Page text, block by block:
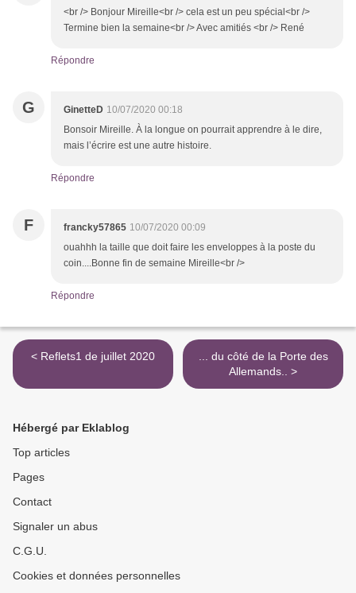
<br /> Bonjour Mireille<br /> cela est un peu spécial<br />
Termine bien la semaine<br /> Avec amitiés <br /> René
Répondre
G GinetteD 10/07/2020 00:18
Bonsoir Mireille. À la longue on pourrait apprendre à le dire,
mais l’écrire est une autre histoire.
Répondre
F francky57865 10/07/2020 00:09
ouahhh la taille que doit faire les enveloppes à la poste du
coin....Bonne fin de semaine Mireille<br />
Répondre
< Reflets1 de juillet 2020
... du côté de la Porte des
Allemands.. >
Hébergé par Eklablog
Top articles
Pages
Contact
Signaler un abus
C.G.U.
Cookies et données personnelles